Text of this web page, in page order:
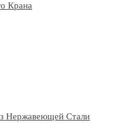
Крана
Нержавеющей Стали